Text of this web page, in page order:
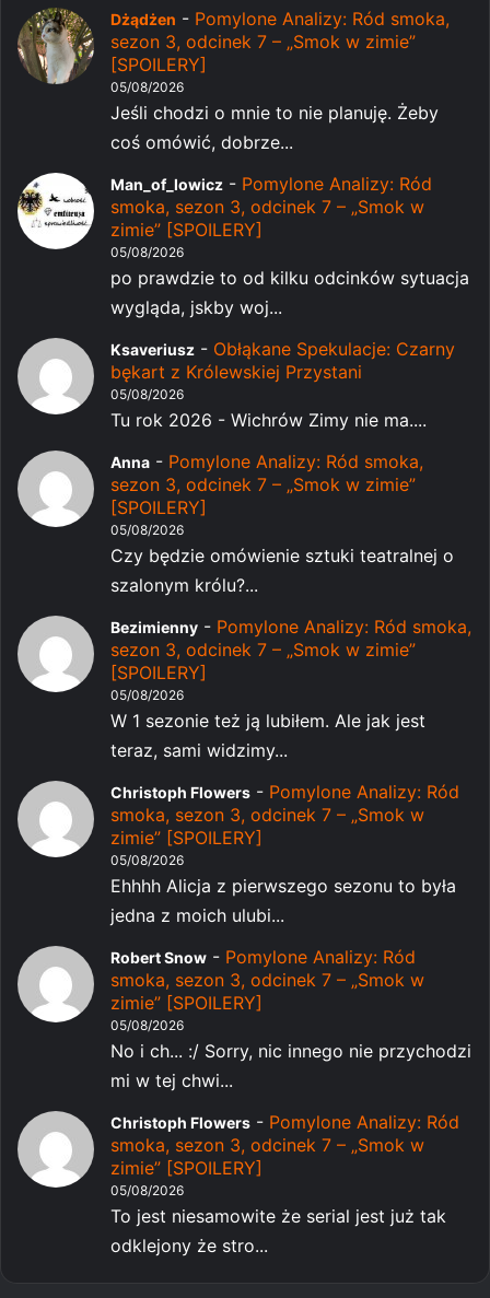
Dżądżen - Pomylone Analizy: Ród smoka,
sezon 3, odcinek 7 – „Smok w zimie”
[SPOILERY]
05/08/2026
Jeśli chodzi o mnie to nie planuję. Żeby
coś omówić, dobrze...
Man_of_lowicz - Pomylone Analizy: Ród
smoka, sezon 3, odcinek 7 – „Smok w
zimie” [SPOILERY]
05/08/2026
po prawdzie to od kilku odcinków sytuacja
wygląda, jskby woj...
Ksaveriusz - Obłąkane Spekulacje: Czarny
bękart z Królewskiej Przystani
05/08/2026
Tu rok 2026 - Wichrów Zimy nie ma....
Anna - Pomylone Analizy: Ród smoka,
sezon 3, odcinek 7 – „Smok w zimie”
[SPOILERY]
05/08/2026
Czy będzie omówienie sztuki teatralnej o
szalonym królu?...
Bezimienny - Pomylone Analizy: Ród smoka,
sezon 3, odcinek 7 – „Smok w zimie”
[SPOILERY]
05/08/2026
W 1 sezonie też ją lubiłem. Ale jak jest
teraz, sami widzimy...
Christoph Flowers - Pomylone Analizy: Ród
smoka, sezon 3, odcinek 7 – „Smok w
zimie” [SPOILERY]
05/08/2026
Ehhhh Alicja z pierwszego sezonu to była
jedna z moich ulubi...
Robert Snow - Pomylone Analizy: Ród
smoka, sezon 3, odcinek 7 – „Smok w
zimie” [SPOILERY]
05/08/2026
No i ch... :/ Sorry, nic innego nie przychodzi
mi w tej chwi...
Christoph Flowers - Pomylone Analizy: Ród
smoka, sezon 3, odcinek 7 – „Smok w
zimie” [SPOILERY]
05/08/2026
To jest niesamowite że serial jest już tak
odklejony że stro...